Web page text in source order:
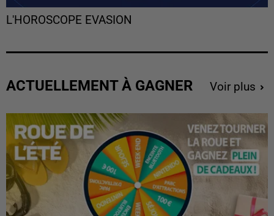
L'HOROSCOPE EVASION
ACTUELLEMENT À GAGNER Voir plus